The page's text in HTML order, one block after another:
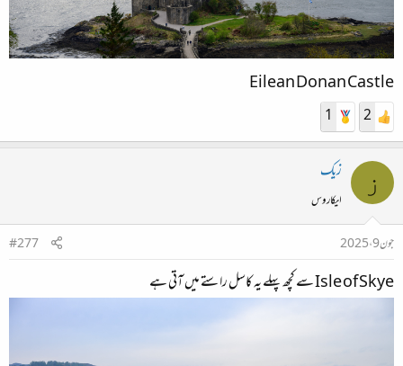
Eilean Donan Castle
2
1
ز زیک
ایکاروس
جون 9، 2025
#277
Isle of Skye سے کچھ پہلے یہ کاسل راستے میں آتی ہے